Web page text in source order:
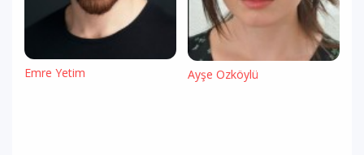
Emre Yetim Ayşe Özköylü